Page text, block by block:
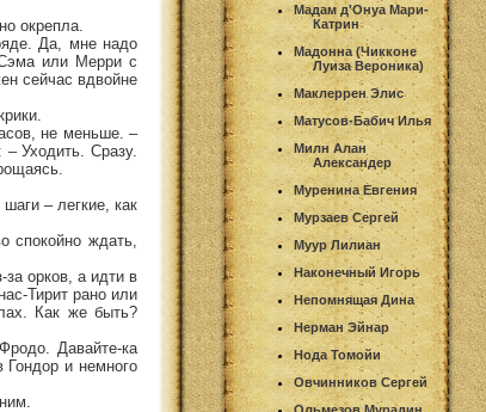
окрепла.
Да, мне надо
или Мерри с
сейчас вдвойне
не меньше. –
Уходить. Сразу.
– легкие, как
спокойно ждать,
орков, а идти в
Тирит рано или
Как же быть?
Давайте-ка
Гондор и немного
Мадам д'Онуа Мари-
Катрин
Мадонна (Чикконе
Луиза Вероника)
Маклеррен Элис
Матусов-Бабич Илья
Милн Алан
Александер
Муренина Евгения
Мурзаев Сергей
Муур Лилиан
Наконечный Игорь
Непомнящая Дина
Нерман Эйнар
Нода Томойи
Овчинников Сергей